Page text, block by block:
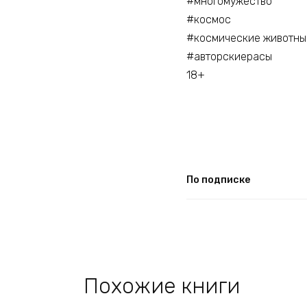
#космос
#космические
#авторскиерасы
18+
По подписке
Похожие книги